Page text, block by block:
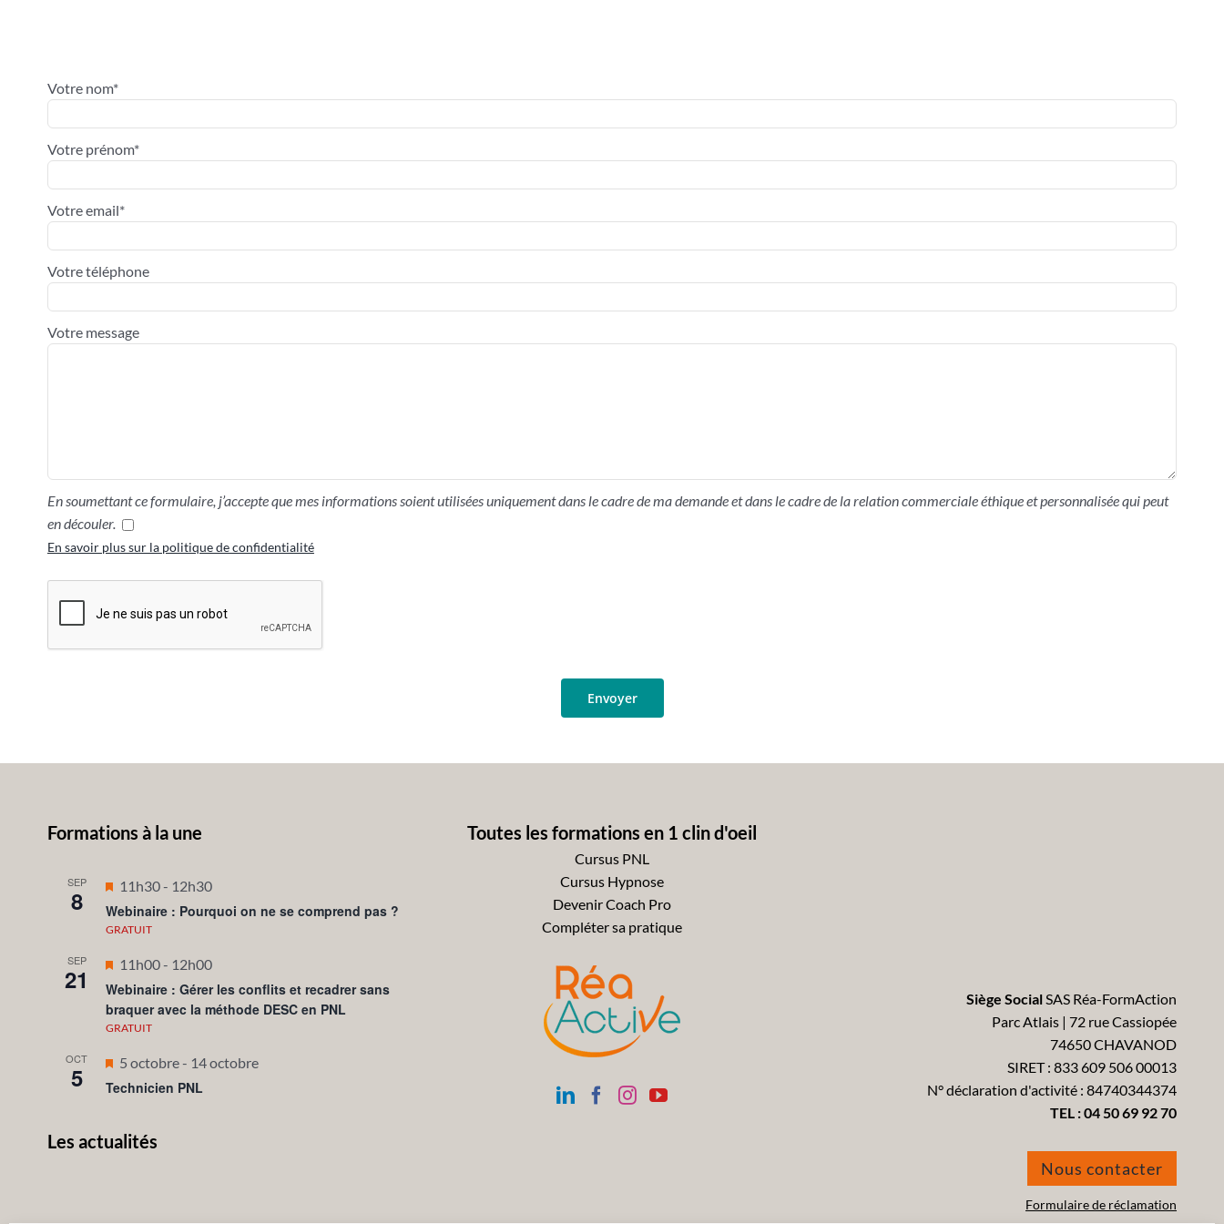
Votre nom*
Votre prénom*
Votre email*
Votre téléphone
Votre message
En soumettant ce formulaire, j’accepte que mes informations soient utilisées uniquement dans le cadre de ma demande et dans le cadre de la relation commerciale éthique et personnalisée qui peut
en découler.
En savoir plus sur la politique de confidentialité
Formations à la une
SEP
8
Mis
en
avant
11h30- 12h30
Webinaire : Pourquoi on ne se comprend pas ?
GRATUIT
SEP
21
Mis
en
avant
11h00- 12h00
Webinaire : Gérer les conflits et recadrer sans
braquer avec la méthode DESC en PNL
GRATUIT
OCT
5
Mis
en
5 octobre- 14 octobre
Technicien PNL
Les actualités
Toutes les formations en 1 clin d'oeil
Cursus PNL
Cursus Hypnose
Devenir Coach Pro
Compléter sa pratique
Siège SocialSAS Réa-FormAction
Parc Atlais | 72 rue Cassiopée
74650 CHAVANOD
SIRET : 833 609 506 00013
N° déclaration d'activité : 84740344374
TEL :04 50 69 92 70
Nous contacter
Formulaire de réclamation